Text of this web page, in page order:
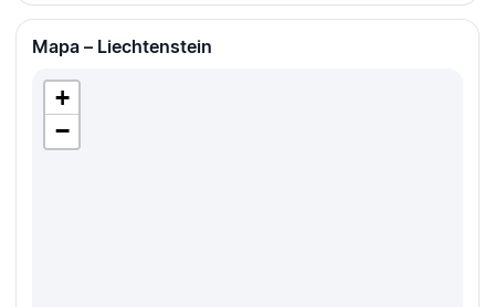
Mapa – Liechtenstein
+
−